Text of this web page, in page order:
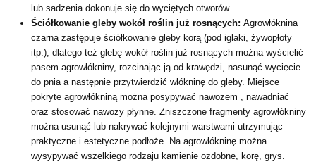
lub sadzenia dokonuje się do wyciętych otworów.
Ściółkowanie gleby wokół roślin już rosnących: Agrowłóknina
czarna zastępuje ściółkowanie gleby korą (pod iglaki, żywopłoty
itp.), dlatego też glebę wokół roślin już rosnących można wyścielić
pasem agrowłókniny, rozcinając ją od krawędzi, nasunąć wycięcie
do pnia a następnie przytwierdzić włókninę do gleby. Miejsce
pokryte agrowłókniną można posypywać nawozem , nawadniać
oraz stosować nawozy płynne. Zniszczone fragmenty agrowłókniny
można usunąć lub nakrywać kolejnymi warstwami utrzymując
praktyczne i estetyczne podłoże. Na agrowłókninę można
wysypywać wszelkiego rodzaju kamienie ozdobne, korę, grys.